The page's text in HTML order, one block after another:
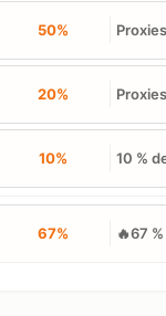
50%
20%
10% 10 %
67% 🔥67